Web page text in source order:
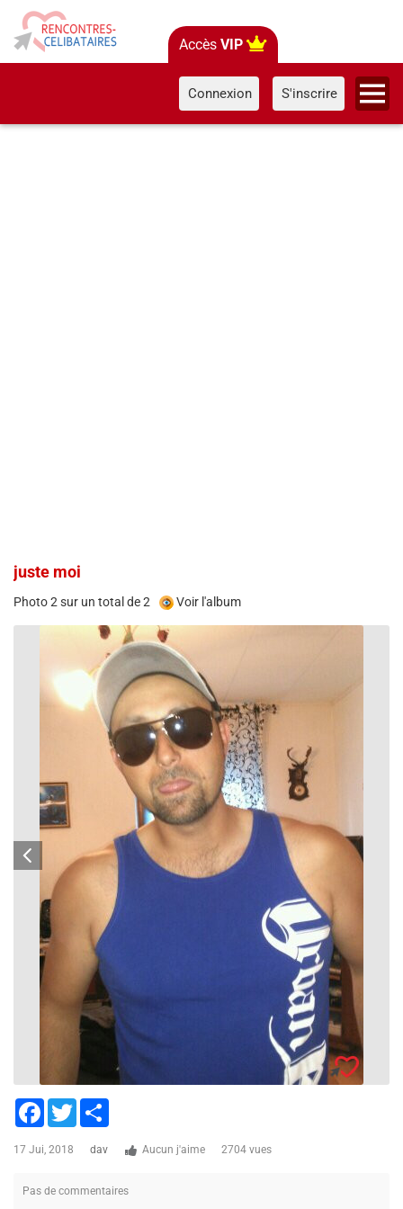
Accès VIP
Connexion S'inscrire
juste moi
Photo 2 sur un total de 2 Voir l'album
Facebook
Twitter
17 Jui, 2018 dav Aucun j'aime 2704 vues
Pas de commentaires